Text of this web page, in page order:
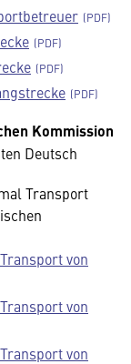
Kommission
Deutsch
Transport
von
von
von